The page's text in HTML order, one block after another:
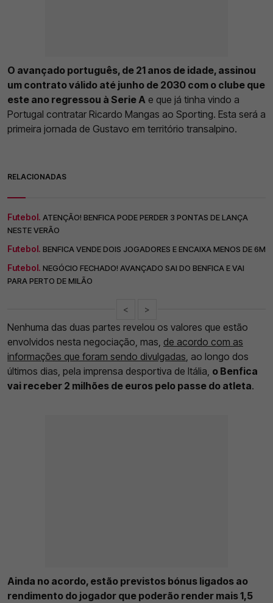
O avançado português, de 21 anos de idade, assinou
um contrato válido até junho de 2030 com o clube que
este ano regressou à Serie A e que já tinha vindo a
Portugal contratar Ricardo Mangas ao Sporting. Esta será a
primeira jornada de Gustavo em território transalpino.
RELACIONADAS
Futebol. ATENÇÃO! BENFICA PODE PERDER 3 PONTAS DE LANÇA
NESTE VERÃO
Futebol. BENFICA VENDE DOIS JOGADORES E ENCAIXA MENOS DE 6M
Futebol. NEGÓCIO FECHADO! AVANÇADO SAI DO BENFICA E VAI
PARA PERTO DE MILÃO
< >
Nenhuma das duas partes revelou os valores que estão
envolvidos nesta negociação, mas, de acordo com as
informações que foram sendo divulgadas , ao longo dos
últimos dias, pela imprensa desportiva de Itália, o Benfica
vai receber 2 milhões de euros pelo passe do atleta.
Ainda no acordo, estão previstos bónus ligados ao
rendimento do jogador que poderão render mais 1,5